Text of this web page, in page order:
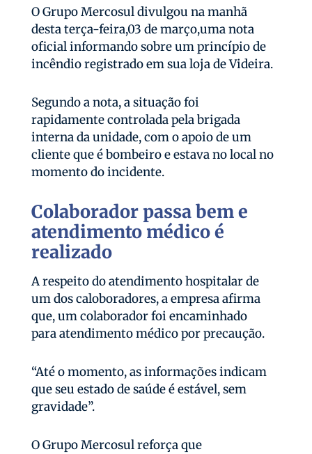
O Grupo Mercosul divulgou na manhã
desta terça-feira,03 de março,uma nota
oficial informando sobre um princípio de
incêndio registrado em sua loja de Videira.
Segundo a nota, a situação foi
rapidamente controlada pela brigada
interna da unidade, com o apoio de um
cliente que é bombeiro e estava no local no
momento do incidente.
Colaborador passa bem e
atendimento médico é
realizado
A respeito do atendimento hospitalar de
um dos caloboradores, a empresa afirma
que, um colaborador foi encaminhado
para atendimento médico por precaução.
“Até o momento, as informações indicam
que seu estado de saúde é estável, sem
gravidade”.
O Grupo Mercosul reforça que